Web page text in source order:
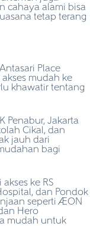
cahaya alami bisa
tetap terang
Place
mudah ke
khawatir tentang
Penabur, Jakarta
Cikal, dan
jauh dari
bagi
ke RS
dan Pondok
seperti AEON
Hero
mudah untuk